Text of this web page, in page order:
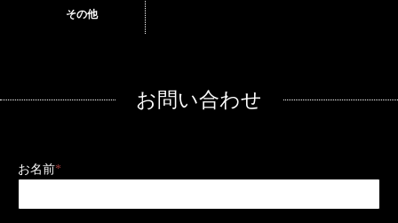
その他
お問い合わせ
お名前*